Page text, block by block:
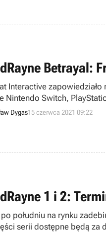
Betrayal:
Interactive zapowiedziało
Nintendo Switch,
Dygas15 czerwca 2021 09:22
1 i 2:
południu na rynku